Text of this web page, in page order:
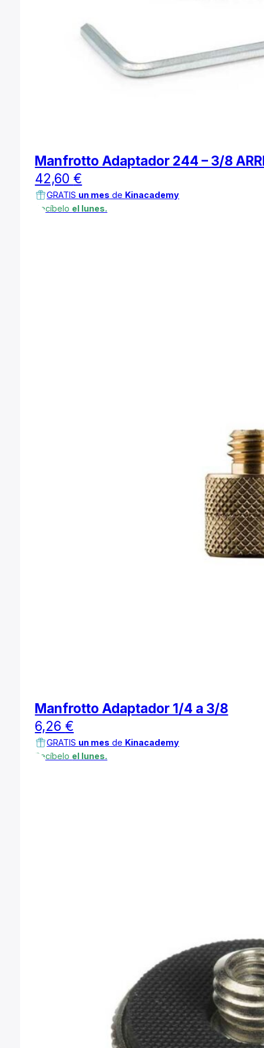
Manfrotto Adaptador 244 – 3/8
42,60 €
GRATIS un mes de Kinacademy
Recíbelo el lunes.
Manfrotto Adaptador 1/4 a 3/8
6,26 €
GRATIS un mes de Kinacademy
Recíbelo el lunes.